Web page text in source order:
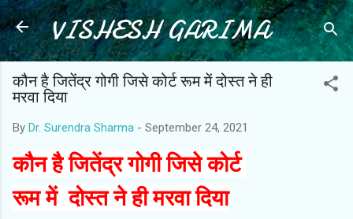
Skip to main content
VISHESH GARIMA
कौन है जितेंद्र गोगी जिसे कोर्ट रूम में दोस्त ने ही
मरवा दिया
By Dr. Surendra Sharma - September 24, 2021
कौन है जितेंद्र गोगी जिसे कोर्ट
रूम में दोस्त ने ही मरवा दिया